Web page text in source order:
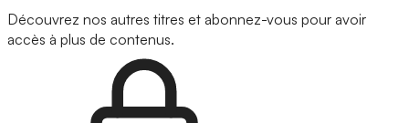
Découvrez nos autres titres et abonnez-vous pour avoir
accès à plus de contenus.